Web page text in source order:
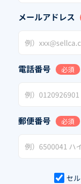
メールアドレス
電話番号 必須
郵便番号 必須
セ